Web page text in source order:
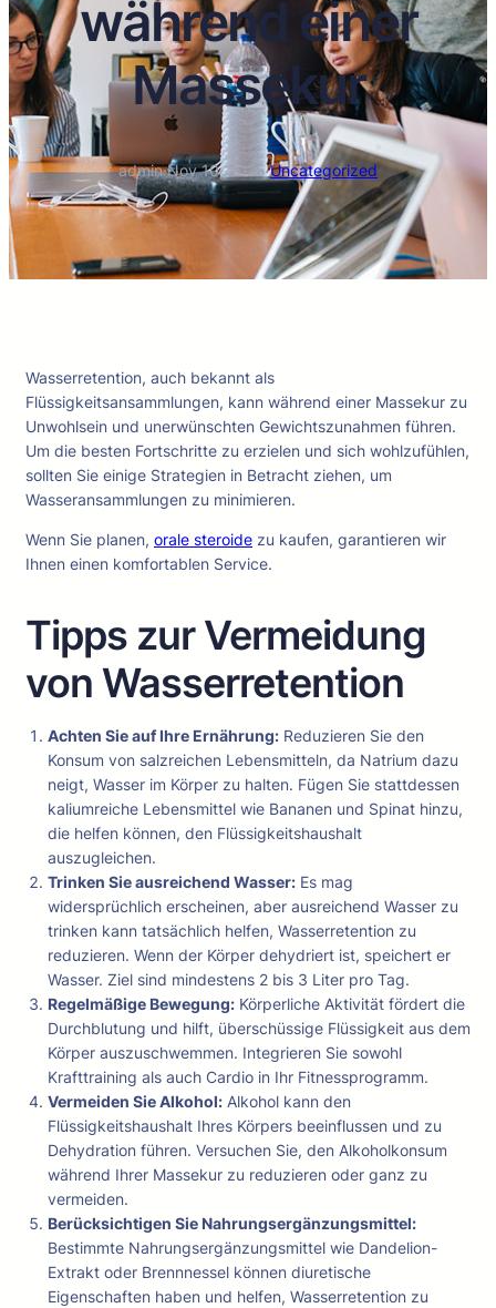
während einer
Massekur
admin·Nov 10, 2025·Uncategorized
Wasserretention, auch bekannt als
Flüssigkeitsansammlungen, kann während einer Massekur zu
Unwohlsein und unerwünschten Gewichtszunahmen führen.
Um die besten Fortschritte zu erzielen und sich wohlzufühlen,
sollten Sie einige Strategien in Betracht ziehen, um
Wasseransammlungen zu minimieren.
Wenn Sie planen, orale steroide zu kaufen, garantieren wir
Ihnen einen komfortablen Service.
Tipps zur Vermeidung
von Wasserretention
Achten Sie auf Ihre Ernährung: Reduzieren Sie den
Konsum von salzreichen Lebensmitteln, da Natrium dazu
neigt, Wasser im Körper zu halten. Fügen Sie stattdessen
kaliumreiche Lebensmittel wie Bananen und Spinat hinzu,
die helfen können, den Flüssigkeitshaushalt
auszugleichen.
Trinken Sie ausreichend Wasser: Es mag
widersprüchlich erscheinen, aber ausreichend Wasser zu
trinken kann tatsächlich helfen, Wasserretention zu
reduzieren. Wenn der Körper dehydriert ist, speichert er
Wasser. Ziel sind mindestens 2 bis 3 Liter pro Tag.
Regelmäßige Bewegung: Körperliche Aktivität fördert die
Durchblutung und hilft, überschüssige Flüssigkeit aus dem
Körper auszuschwemmen. Integrieren Sie sowohl
Krafttraining als auch Cardio in Ihr Fitnessprogramm.
Vermeiden Sie Alkohol: Alkohol kann den
Flüssigkeitshaushalt Ihres Körpers beeinflussen und zu
Dehydration führen. Versuchen Sie, den Alkoholkonsum
während Ihrer Massekur zu reduzieren oder ganz zu
vermeiden.
Berücksichtigen Sie Nahrungsergänzungsmittel:
Bestimmte Nahrungsergänzungsmittel wie Dandelion-
Extrakt oder Brennnessel können diuretische
Eigenschaften haben und helfen, Wasserretention zu